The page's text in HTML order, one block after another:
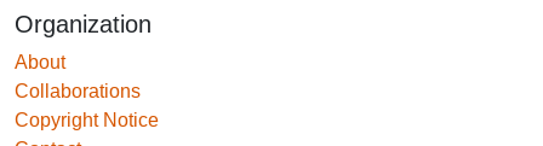
Organization
About
Collaborations
Copyright Notice